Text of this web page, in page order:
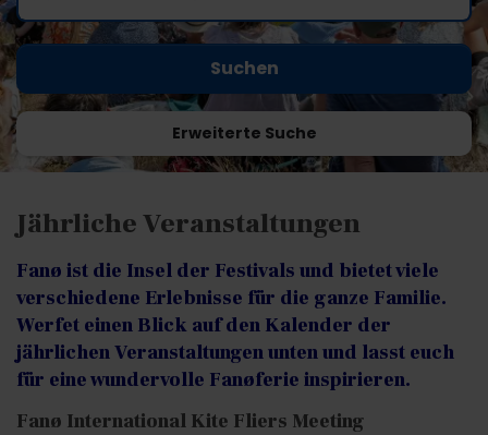
Erweiterte Suche
Jährliche Veranstaltungen
Fanø ist die Insel der Festivals und bietet viele
verschiedene Erlebnisse für die ganze Familie.
Werfet einen Blick auf den Kalender der
jährlichen Veranstaltungen unten und lasst euch
für eine wundervolle Fanøferie inspirieren.
Fanø International Kite Fliers Meeting